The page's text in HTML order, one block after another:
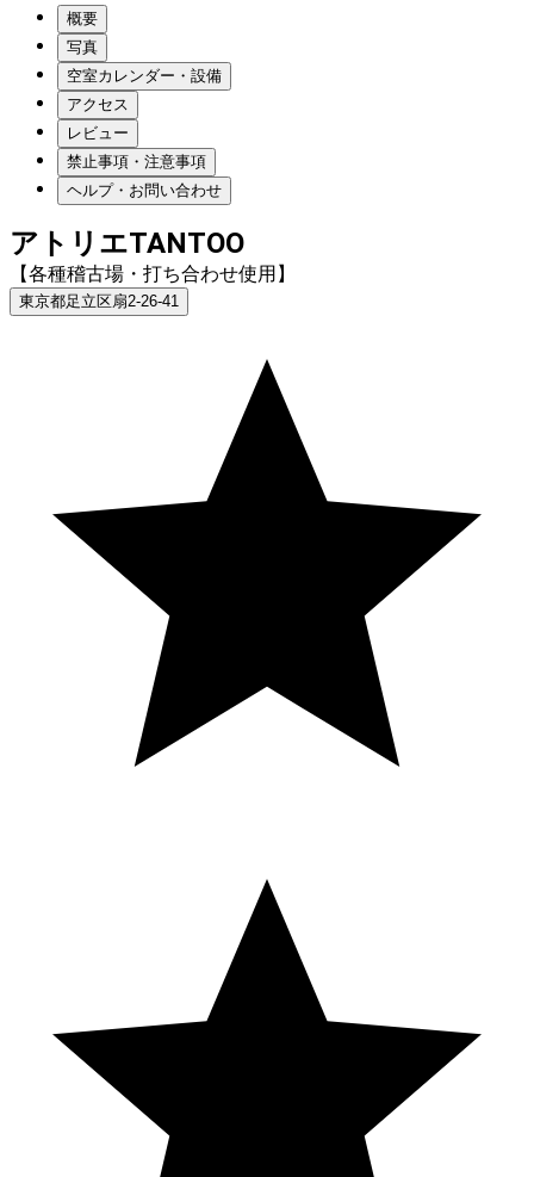
概要
写真
空室カレンダー・設備
アクセス
レビュー
禁止事項・注意事項
ヘルプ・お問い合わせ
アトリエTANTOO
【各種稽古場・打ち合わせ使用】
東京都足立区扇2-26-41